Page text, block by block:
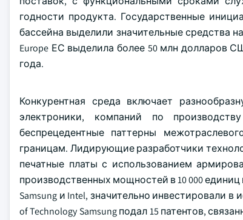
годности продукта. Государственные
бассейна выделили значительные средства
Europe ЕС выделила более 50 млн долларов
года.
Конкурентная среда включает
электроники, компаний по
беспрецедентные паттерны
границам. Лидирующие разработчики
печатные платы с использованием
производственных мощностей в 10 000
Samsung и Intel, значительно инвестировали
of Technology Samsung подал 15 патентов,